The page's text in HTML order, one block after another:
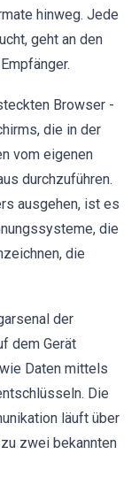
hinweg. Jede
geht an den
Browser -
die in der
vom eigenen
durchzuführen.
ausgehen, ist es
die
die
der
dem Gerät
Daten mittels
Die
läuft über
zwei bekannten